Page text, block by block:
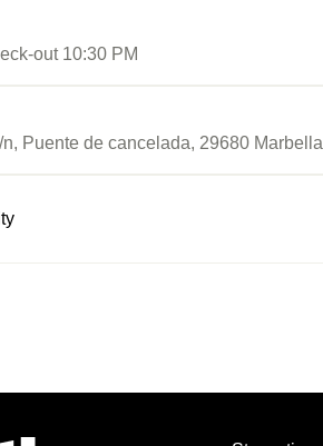
out 10:30 PM
Puente de cancelada, 29680 Marbella